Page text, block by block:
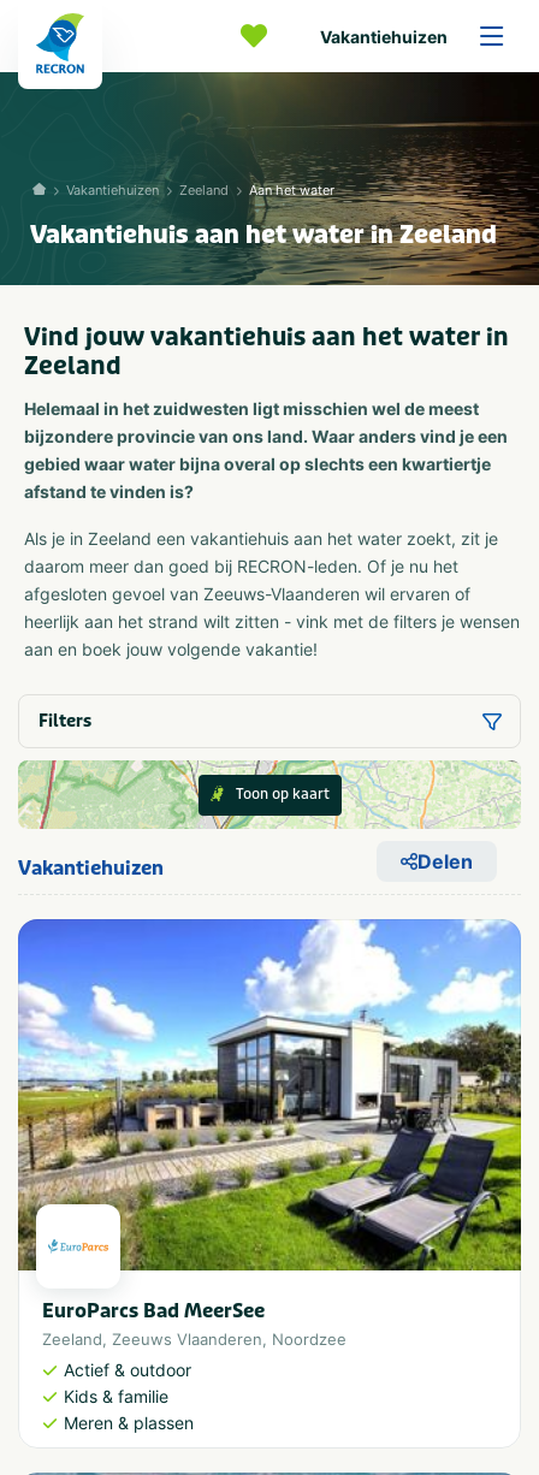
Vakantiehuizen
Vakantiehuizen Zeeland Aan het water
Vakantiehuis aan het water in Zeeland
Vind jouw vakantiehuis aan het water in
Zeeland
Helemaal in het zuidwesten ligt misschien wel de meest
bijzondere provincie van ons land. Waar anders vind je een
gebied waar water bijna overal op slechts een kwartiertje
afstand te vinden is?
Als je in Zeeland een vakantiehuis aan het water zoekt, zit je
daarom meer dan goed bij RECRON-leden. Of je nu het
afgesloten gevoel van Zeeuws-Vlaanderen wil ervaren of
heerlijk aan het strand wilt zitten - vink met de filters je wensen
aan en boek jouw volgende vakantie!
Filters
Toon op kaart
Vakantiehuizen Delen
EuroParcs Bad MeerSee
Zeeland, Zeeuws Vlaanderen, Noordzee
Actief & outdoor
Kids & familie
Meren & plassen